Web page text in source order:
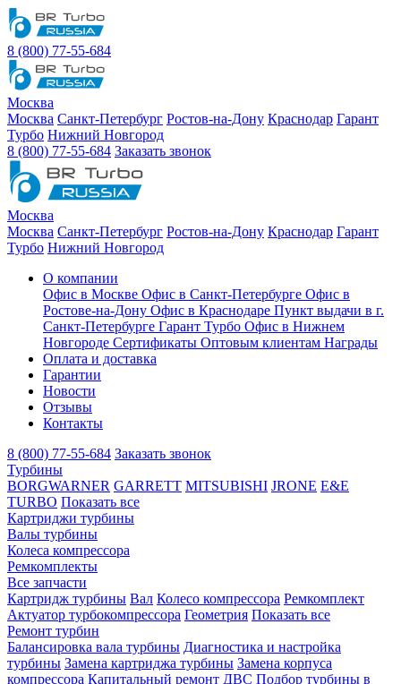
8 (800) 77-55-684
Москва
Москва Санкт-Петербург Ростов-на-Дону Краснодар Гарант
Турбо Нижний Новгород
8 (800) 77-55-684 Заказать звонок
Москва
Москва Санкт-Петербург Ростов-на-Дону Краснодар Гарант
Турбо Нижний Новгород
О компании
Офис в Москве Офис в Санкт-Петербурге Офис в
Ростове-на-Дону Офис в Краснодаре Пункт выдачи в г.
Санкт-Петербурге Гарант Турбо Офис в Нижнем
Новгороде Сертификаты Оптовым клиентам Награды
Оплата и доставка
Гарантии
Новости
Отзывы
Контакты
8 (800) 77-55-684 Заказать звонок
Турбины
BORGWARNER GARRETT MITSUBISHI JRONE E&E
TURBO Показать все
Картриджи турбины
Валы турбины
Колеса компрессора
Ремкомплекты
Все запчасти
Картридж турбины Вал Колесо компрессора Ремкомплект
Актуатор турбокомпрессора Геометрия Показать все
Ремонт турбин
Балансировка вала турбины Диагностика и настройка
турбины Замена картриджа турбины Замена корпуса
компрессора Капитальный ремонт ДВС Подбор турбины в